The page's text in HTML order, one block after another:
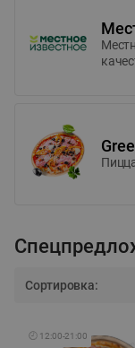
Сортировка:
🕘 12:00-21:00